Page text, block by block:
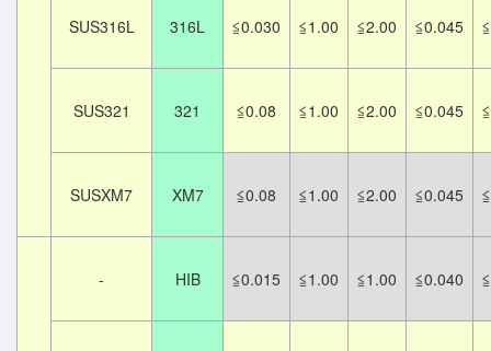
SUS316L 316L ≦0.030 ≦1.00 ≦2.00 ≦0.045
SUS321 321 ≦0.08 ≦1.00 ≦2.00 ≦0.045
SUSXM7 XM7 ≦0.08 ≦1.00 ≦2.00 ≦0.045
- HIB ≦0.015 ≦1.00 ≦1.00 ≦0.040